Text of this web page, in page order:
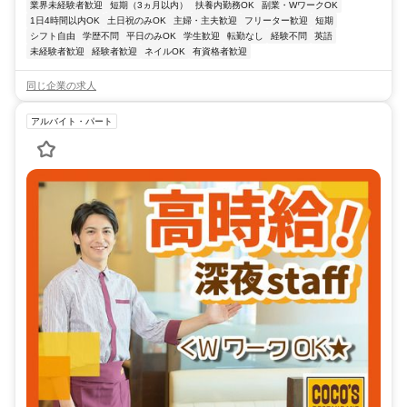
業界未経験者歓迎 短期（3ヵ月以内） 扶養内勤務OK
副業・WワークOK
1日4時間以内OK
土日祝のみOK 主婦・主夫歓迎 フリーター歓迎
短期
シフト自由
学歴不問 平日のみOK 学生歓迎 転勤なし 経験不問
英語
未経験者歓迎
経験者歓迎 ネイルOK 有資格者歓迎
同じ企業の求人
アルバイト・パート